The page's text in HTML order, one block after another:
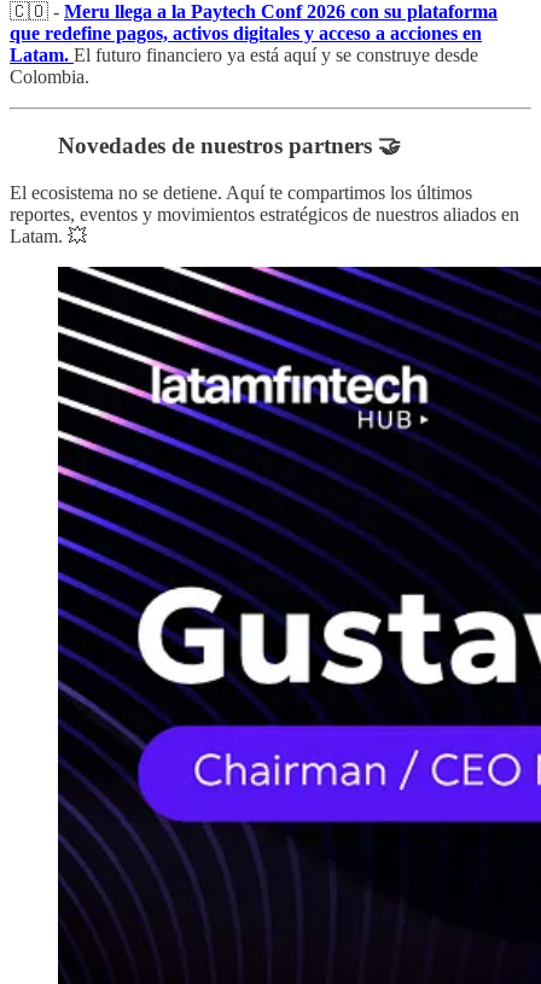
🇨🇴 - Meru llega a la Paytech Conf 2026 con su plataforma
que redefine pagos, activos digitales y acceso a acciones en
Latam. El futuro financiero ya está aquí y se construye desde
Colombia.
Novedades de nuestros partners 🤝
El ecosistema no se detiene. Aquí te compartimos los últimos
reportes, eventos y movimientos estratégicos de nuestros aliados en
Latam. 💥